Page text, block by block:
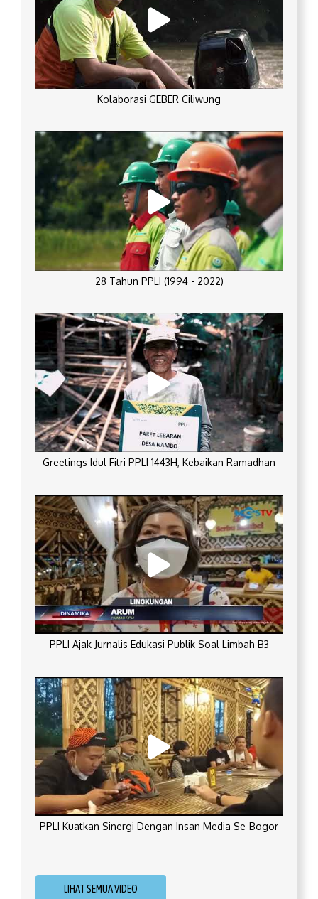
Kolaborasi GEBER Ciliwung
28 Tahun PPLI (1994 - 2022)
Greetings Idul Fitri PPLI 1443H, Kebaikan Ramadhan
PPLI Ajak Jurnalis Edukasi Publik Soal Limbah B3
PPLI Kuatkan Sinergi Dengan Insan Media Se-Bogor
LIHAT SEMUA VIDEO